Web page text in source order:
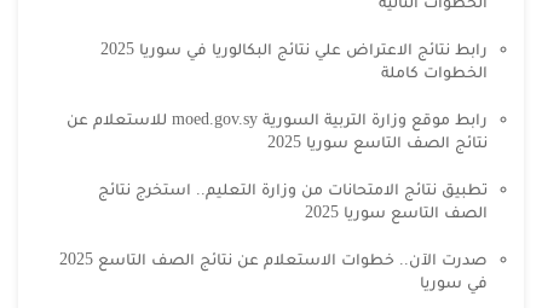
رابط نتائج الاعتراض علي نتائج البكالوريا في سوريا 2025
الخطوات كاملة
رابط موقع وزارة التربية السورية moed.gov.sy للاستعلام عن
نتائج الصف التاسع سوريا 2025
تطبيق نتائج الامتحانات من وزارة التعليم.. استخرج نتائج
الصف التاسع سوريا 2025
صدرت الآن.. خطوات الاستعلام عن نتائج الصف التاسع 2025
في سوريا